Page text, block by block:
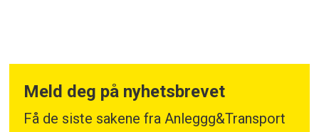
Meld deg på nyhetsbrevet
Få de siste sakene fra Anleggg&Transport